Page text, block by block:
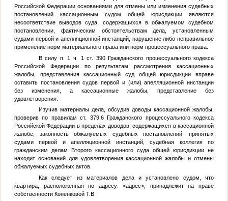
Российской Федерации основаниями для отмены или изменения судебных
постановлений кассационным судом общей юрисдикции являются
несоответствие выводов суда, содержащихся в обжалуемом судебном
постановлении, фактическим обстоятельствам дела, установленным
судами первой и апелляционной инстанций, нарушение либо неправильное
применение норм материального права или норм процессуального права.
В силу п. 1 ч. 1 ст. 390 Гражданского процессуального кодекса
Российской Федерации по результатам рассмотрения кассационных
жалобы, представления кассационный суд общей юрисдикции вправе
оставить постановления судов первой и (или) апелляционной инстанции
без изменения, а кассационные жалобы, представление без
удовлетворения.
Изучив материалы дела, обсудив доводы кассационной жалобы,
проверив по правилам ст. 379.6 Гражданского процессуального кодекса
Российской Федерации в пределах доводов, содержащихся в кассационной
жалобе, законность обжалуемых судебных постановлений, принятых
судами первой и апелляционной инстанций, судебная коллегия по
гражданским делам Второго кассационного суда общей юрисдикции не
находит оснований для удовлетворения кассационной жалобы и отмены
обжалуемых судебных актов.
Как следует из материалов дела и установлено судом, что
квартира, расположенная по адресу:<адрес> , принадлежит на праве
собственности Коненковой Т.В.